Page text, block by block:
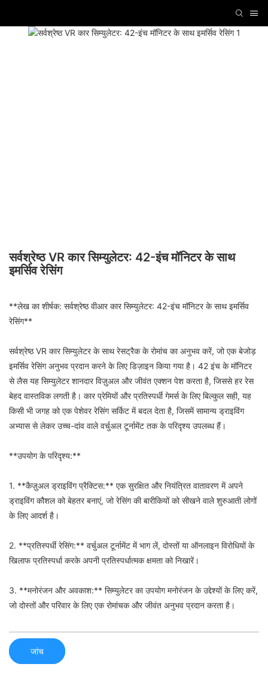
सर्वश्रेष्ठ VR कार सिम्युलेटर: 42-इंच मॉनिटर के साथ
इमर्सिव रेसिंग
**लेख का शीर्षक: सर्वश्रेष्ठ वीआर कार सिम्युलेटर: 42-इंच मॉनिटर के साथ इमर्सिव
रेसिंग**
सर्वश्रेष्ठ VR कार सिम्युलेटर के साथ रेसट्रैक के रोमांच का अनुभव करें, जो एक बेजोड़
इमर्सिव रेसिंग अनुभव प्रदान करने के लिए डिज़ाइन किया गया है। 42 इंच के मॉनिटर
से लैस यह सिम्युलेटर शानदार विज़ुअल और जीवंत एक्शन पेश करता है, जिससे हर रेस
बेहद वास्तविक लगती है। कार प्रेमियों और प्रतिस्पर्धी गेमर्स के लिए बिल्कुल सही, यह
किसी भी जगह को एक पेशेवर रेसिंग सर्किट में बदल देता है, जिसमें सामान्य ड्राइविंग
अभ्यास से लेकर उच्च-दांव वाले वर्चुअल टूर्नामेंट तक के परिदृश्य उपलब्ध हैं।
**उपयोग के परिदृश्य:**
1. **कैज़ुअल ड्राइविंग प्रैक्टिस:** एक सुरक्षित और नियंत्रित वातावरण में अपने
ड्राइविंग कौशल को बेहतर बनाएं, जो रेसिंग की बारीकियों को सीखने वाले शुरुआती लोगों
के लिए आदर्श है।
2. **प्रतिस्पर्धी रेसिंग:** वर्चुअल टूर्नामेंट में भाग लें, दोस्तों या ऑनलाइन विरोधियों के
खिलाफ प्रतिस्पर्धा करके अपनी प्रतिस्पर्धात्मक क्षमता को निखारें।
3. **मनोरंजन और अवकाश:** सिम्युलेटर का उपयोग मनोरंजन के उद्देश्यों के लिए करें,
जो दोस्तों और परिवार के लिए एक रोमांचक और जीवंत अनुभव प्रदान करता है।
जांच